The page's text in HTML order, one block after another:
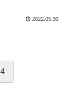
2022.05.30
4